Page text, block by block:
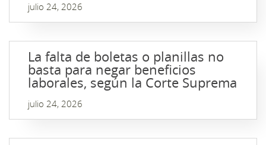
julio 24, 2026
La falta de boletas o planillas no
basta para negar beneficios
laborales, según la Corte Suprema
julio 24, 2026